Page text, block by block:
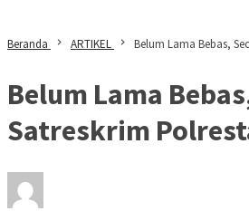
Beranda ARTIKEL Belum Lama Bebas,
Belum Lama
Satreskrim